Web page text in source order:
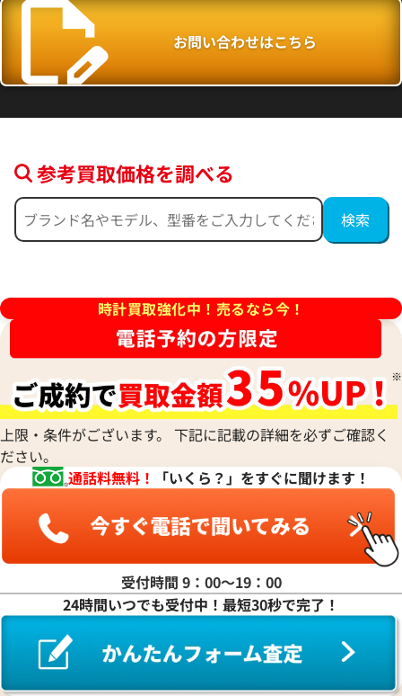
ィノ IW391031
日時点の参考買取価格です
IWC ポートフィノ IW391009
※2026年4月9日時点の参考買
イマー IW358002
格
日時点の参考買取価格です
IWC アクアタイマー
参考買取価格
450,000 円
※2024年1月9日時点の参考買
お問い合わせはこちら
参考買取価格を調べる
時計買取強化中！売るなら今！
上限・条件がございます。 下記に記載の詳細を必ずご確認く
ださい。
通話料無料！
「いくら？」をすぐに聞けます！
受付時間 9：00〜19：00
24時間いつでも受付中！最短30秒で完了！